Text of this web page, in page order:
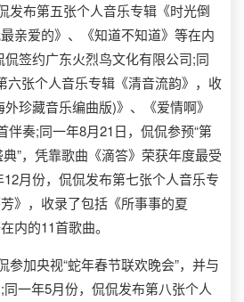
布第五张个人音乐专辑《时光倒
亲爱的》、《知道不知道》等在内
签约广东火烈鸟文化有限公司;同
六张个人音乐专辑《清音流韵》，收
珍藏音乐编曲版)》、《爱情啊》
伴奏;同一年8月21日，侃侃参预“第
”，凭靠歌曲《滴答》荣获年度最受
月份，侃侃发布第七张个人音乐专
》，收录了包括《所事事的夏
内的11首歌曲。
加央视“蛇年春节联欢晚会”，并与
一年5月份，侃侃发布第八张个人